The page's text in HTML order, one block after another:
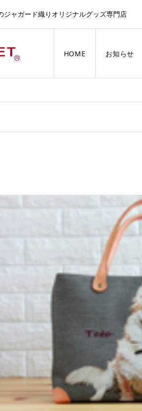
ジャガード織りオリジナルグッズ専門店
HOME お知らせ